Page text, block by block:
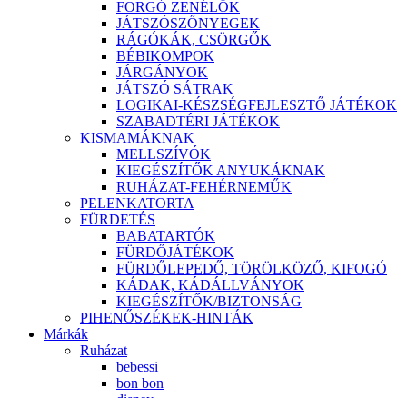
FORGÓ ZENÉLŐK
JÁTSZÓSZŐNYEGEK
RÁGÓKÁK, CSÖRGŐK
BÉBIKOMPOK
JÁRGÁNYOK
JÁTSZÓ SÁTRAK
LOGIKAI-KÉSZSÉGFEJLESZTŐ JÁTÉKOK
SZABADTÉRI JÁTÉKOK
KISMAMÁKNAK
MELLSZÍVÓK
KIEGÉSZÍTŐK ANYUKÁKNAK
RUHÁZAT-FEHÉRNEMŰK
PELENKATORTA
FÜRDETÉS
BABATARTÓK
FÜRDŐJÁTÉKOK
FÜRDŐLEPEDŐ, TÖRÖLKÖZŐ, KIFOGÓ
KÁDAK, KÁDÁLLVÁNYOK
KIEGÉSZÍTŐK/BIZTONSÁG
PIHENŐSZÉKEK-HINTÁK
Márkák
Ruházat
bebessi
bon bon